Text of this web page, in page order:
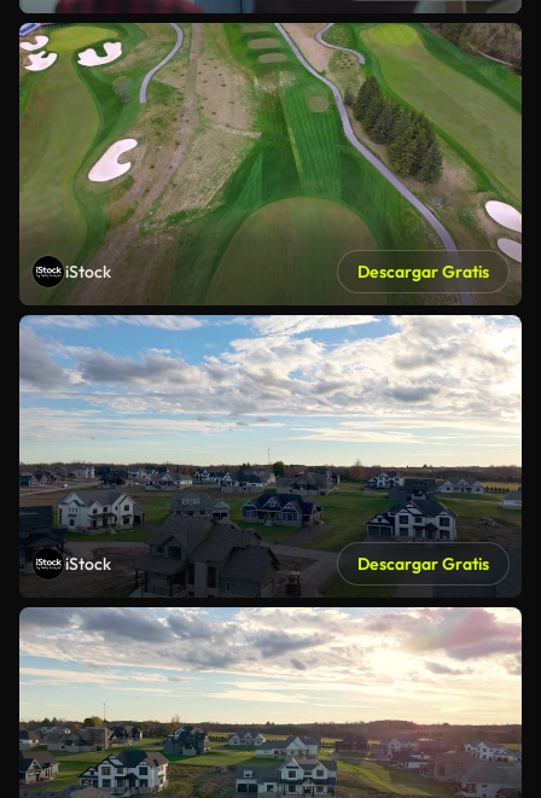
iStock Descargar Gratis
iStock Descargar Gratis